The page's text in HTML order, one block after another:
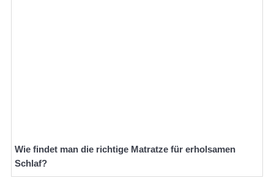
Wie findet man die richtige Matratze für erholsamen
Schlaf?